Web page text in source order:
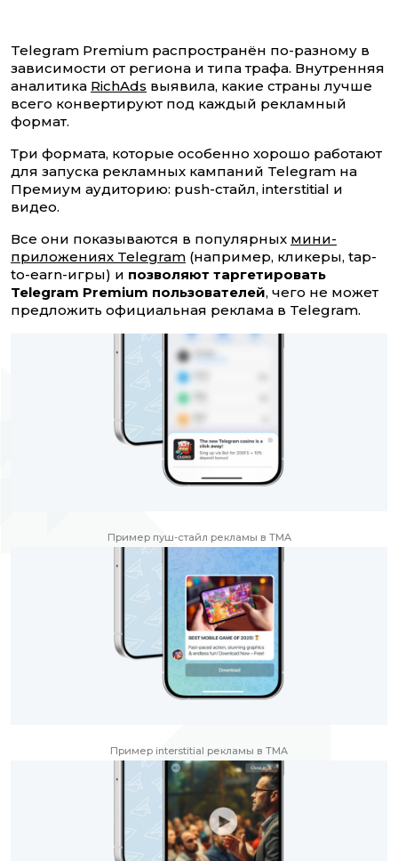
Telegram Premium распространён по-разному в
зависимости от региона и типа трафа. Внутренняя
аналитика RichAds выявила, какие страны лучше
всего конвертируют под каждый рекламный
формат.
Три формата, которые особенно хорошо работают
для запуска рекламных кампаний Telegram на
Премиум аудиторию: push-стайл, interstitial и
видео.
Все они показываются в популярных мини-
приложениях Telegram (например, кликеры, tap-
to-earn-игры) и позволяют таргетировать
Telegram Premium пользователей, чего не может
предложить официальная реклама в Telegram.
Пример пуш-стайл рекламы в TMA
Пример interstitial рекламы в TMA